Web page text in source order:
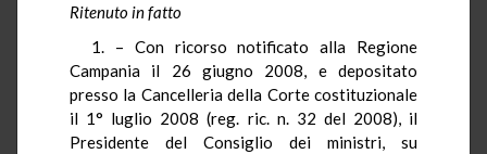
Ritenuto in fatto
1. – Con ricorso notificato alla Regione
Campania il 26 giugno 2008, e depositato
presso la Cancelleria della Corte costituzionale
il 1° luglio 2008 (reg. ric. n. 32 del 2008), il
Presidente del Consiglio dei ministri, su